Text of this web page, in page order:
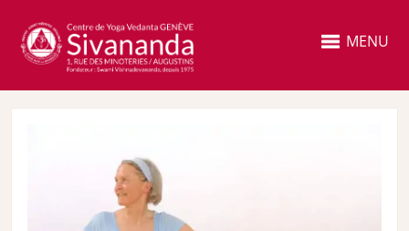
MENU